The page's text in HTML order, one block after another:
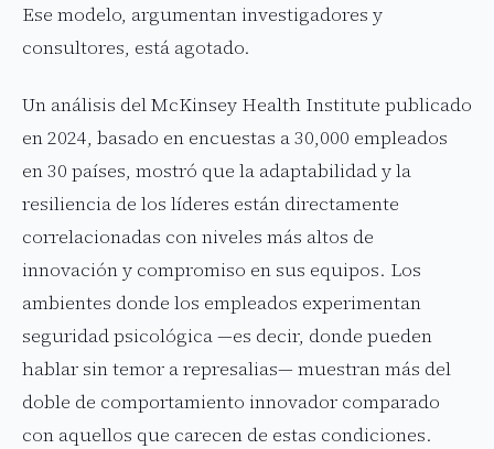
Ese modelo, argumentan investigadores y
consultores, está agotado.
Un análisis del McKinsey Health Institute publicado
en 2024, basado en encuestas a 30,000 empleados
en 30 países, mostró que la adaptabilidad y la
resiliencia de los líderes están directamente
correlacionadas con niveles más altos de
innovación y compromiso en sus equipos. Los
ambientes donde los empleados experimentan
seguridad psicológica —es decir, donde pueden
hablar sin temor a represalias— muestran más del
doble de comportamiento innovador comparado
con aquellos que carecen de estas condiciones.